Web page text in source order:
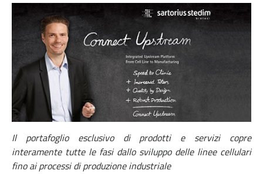
Il portafoglio esclusivo di prodotti e servizi copre
interamente tutte le fasi dallo sviluppo delle linee cellulari
fino ai processi di produzione industriale